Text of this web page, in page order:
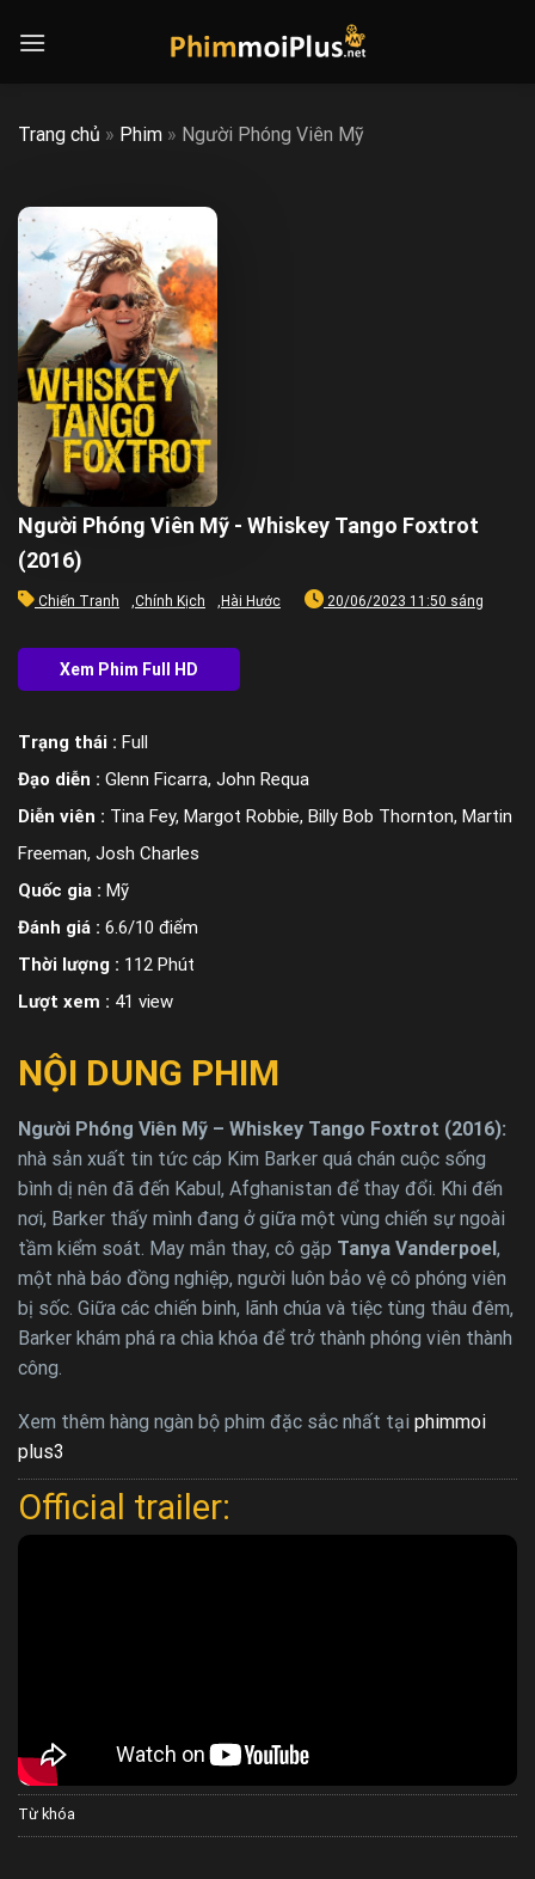
Trang chủ » Phim » Người Phóng Viên Mỹ
Người Phóng Viên Mỹ - Whiskey Tango Foxtrot
(2016)
Chiến Tranh ,Chính Kịch , Hài Hước 20/06/2023 11:50 sáng
Trạng thái : Full
Đạo diễn : Glenn Ficarra, John Requa
Diễn viên : Tina Fey, Margot Robbie, Billy Bob Thornton, Martin
Freeman, Josh Charles
Quốc gia : Mỹ
Đánh giá : 6.6/10 điểm
Thời lượng : 112 Phút
Lượt xem : 41 view
NỘI DUNG PHIM
Người Phóng Viên Mỹ – Whiskey Tango Foxtrot (2016):
nhà sản xuất tin tức cáp Kim Barker quá chán cuộc sống
bình dị nên đã đến Kabul, Afghanistan để thay đổi. Khi đến
nơi, Barker thấy mình đang ở giữa một vùng chiến sự ngoài
tầm kiểm soát. May mắn thay, cô gặp Tanya Vanderpoel,
một nhà báo đồng nghiệp, người luôn bảo vệ cô phóng viên
bị sốc. Giữa các chiến binh, lãnh chúa và tiệc tùng thâu đêm,
Barker khám phá ra chìa khóa để trở thành phóng viên thành
công.
Xem thêm hàng ngàn bộ phim đặc sắc nhất tại phimmoi
plus3
Official trailer:
Từ khóa